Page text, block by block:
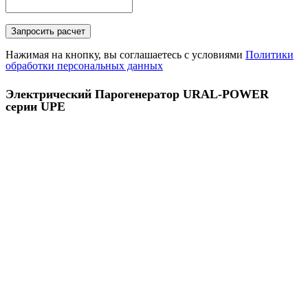
Нажимая на кнопку, вы соглашаетесь с условиями Политики
обработки персональных данных
Электрический Парогенератор URAL-POWER
серии UPE